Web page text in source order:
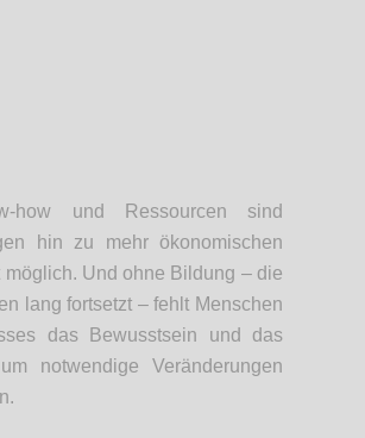
how und Ressourcen sind
hin zu mehr ökonomischen
möglich. Und ohne Bildung – die
lang fortsetzt – fehlt Menschen
das Bewusstsein und
das
notwendige Veränderungen